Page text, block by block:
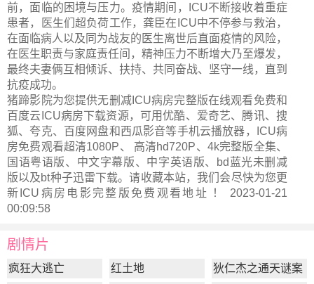
前，面临的困境与压力。疫情期间，ICU不断接收着重症
患者，医生们超负荷工作，龚臣在ICU中不停参与救治，
在面临病人以及同为战友的医生离世后直面疫情的风险，
在医生职责与家庭责任间，精神压力不断增大乃至爆发，
最终夫妻俩互相倾诉、扶持、共同奋战、坚守一线，直到
抗疫成功。
猪蹄影院为您提供无删减ICU病房完整版在线观看免费和
百度云ICU病房下载资源，可用优酷、爱奇艺、腾讯、搜
狐、夸克、百度网盘和西瓜影音等手机云播放器，ICU病
房免费观看超清1080P、 高清hd720P、4k完整版全集、
国语粤语版、中文字幕版、中字英语版、bd蓝光未删减
版以及bt种子迅雷下载。请收藏本站，我们会尽快为您更
新 ICU病房电影完整版 免费观看地址 ！ 2023-01-21
00:09:58
剧情片
疯狂大逃亡 红土地 狄仁杰之通天谜案